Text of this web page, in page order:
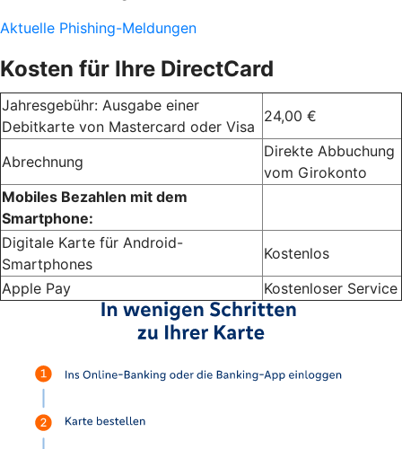
Aktuelle Phishing-Meldungen
Kosten für Ihre DirectCard
Jahresgebühr: Ausgabe einer
Debitkarte von Mastercard oder Visa
24,00 €
Abrechnung
Direkte Abbuchung
vom Girokonto
Mobiles Bezahlen mit dem
Smartphone:
Digitale Karte für Android-
Smartphones
Kostenlos
Apple Pay
Kostenloser Service